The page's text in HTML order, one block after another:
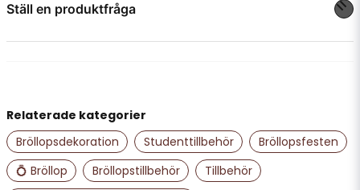
Ställ en produktfråga
name
Namn
Relaterade kategorier
Bröllopsdekoration
Studenttillbehör
Bröllopsfesten
💍 Bröllop
Bröllopstillbehör
Tillbehör